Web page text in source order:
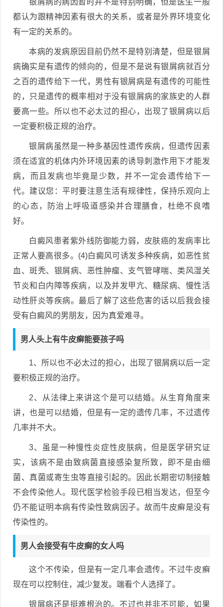
都认为跟精神因素有很大的关系，或者是外界环境变化
有一定的关系的。
本病的发病原因目前仍然不是特别清楚，但是银屑
病确实是有遗传的倾向的，但是不是说有银屑病就百分
之百的遗传给下一代，男性有银屑病是有遗传的可能性
的，只是遗传的概率相对于没有银屑病的家族史的人群
要高一些。所以也不必太过的担心，出现了银屑病以后
一定要积极正规的治疗。
银屑病虽然是一种多基因性遗传疾病，但遗传因素
须在适宜的机体内外环境因素的诱导刺激作用下才能发
病，而且发病也毕竟是少数，并不一定会遗传给下一
代。建议您：平时要注意生活有规律性，保持乐观向上
的心态，防治上呼吸道感染并合理膳食，杜绝不良嗜
好。
白癜风患者紫外线防御能力弱，皮肤癌的发病率比
正常人要高很多。(4)白癜风可诱发多种疾病，如恶性贫
血、斑秃、银屑病、恶性肿瘤、支气管哮喘、类风湿关
节炎和白内障等疾病，以及并发甲亢、糖尿病、慢性活
动性肝炎等疾病。最后了解了这些危害的话以后我会接
受有白癜风的男朋友，因为真爱难寻。
男人头上有牛皮癣能要孩子吗
1、所以也不必太过的担心，出现了银屑病以后一定
要积极正规的治疗。
2、从法律上来讲这个是可以结婚。从生育角度来
讲，也是可以结婚，但是有一定的遗传几率，不过遗传
几率并不大。
3、虽是一种慢性炎症性皮肤病，但是医学研究证
实，该病不是由致病菌直接感染复所致，即不是由细
菌、真菌或寄生虫等直接引起的。因此长期密切制接触
不会传染他人。现代医学检验手段已相当发达，但至今
仍不能证明本病有传染性致病因子。故而牛皮癣是没有
传染性的。
男人会接受有牛皮癣的女人吗
这个不传染，但是有一定几率会遗传。不过牛皮癣
现在可以控制住，减少复发。端看个人选择了。
银屑病还是挺难根治的。不过也并非不可能，如果